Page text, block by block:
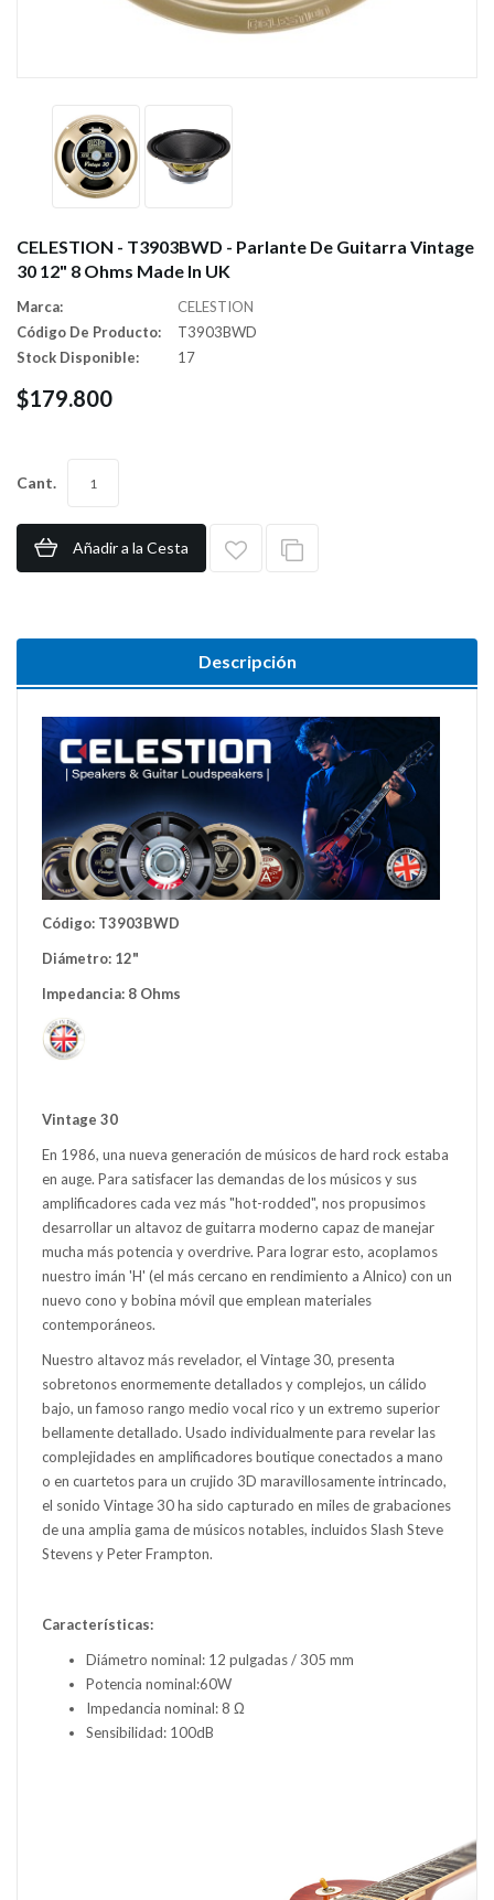
CELESTION - T3903BWD - Parlante De Guitarra Vintage
30 12" 8 Ohms Made In UK
Marca:
CELESTION
Código De Producto:
T3903BWD
Stock Disponible:
17
$179.800
Cant.
Añadir a la Cesta
Descripción
Código: T3903BWD
Diámetro: 12"
Impedancia: 8 Ohms
Vintage 30
En 1986, una nueva generación de músicos de hard rock estaba
en auge. Para satisfacer las demandas de los músicos y sus
amplificadores cada vez más "hot-rodded", nos propusimos
desarrollar un altavoz de guitarra moderno capaz de manejar
mucha más potencia y overdrive. Para lograr esto, acoplamos
nuestro imán 'H' (el más cercano en rendimiento a Alnico) con un
nuevo cono y bobina móvil que emplean materiales
contemporáneos.
Nuestro altavoz más revelador, el Vintage 30, presenta
sobretonos enormemente detallados y complejos, un cálido
bajo, un famoso rango medio vocal rico y un extremo superior
bellamente detallado. Usado individualmente para revelar las
complejidades en amplificadores boutique conectados a mano
o en cuartetos para un crujido 3D maravillosamente intrincado,
el sonido Vintage 30 ha sido capturado en miles de grabaciones
de una amplia gama de músicos notables, incluidos Slash Steve
Stevens y Peter Frampton.
Características:
Diámetro nominal: 12 pulgadas / 305 mm
Potencia nominal:60W
Impedancia nominal: 8 Ω
Sensibilidad: 100dB